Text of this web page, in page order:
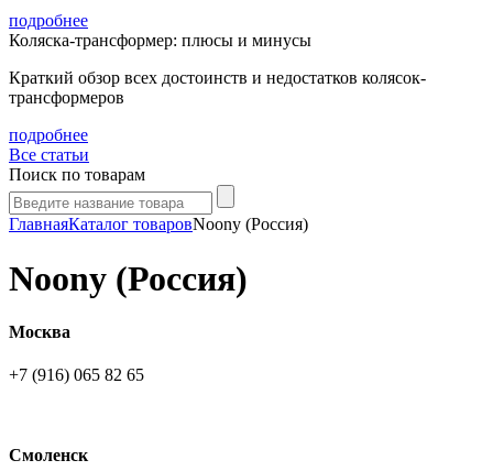
подробнее
Коляска-трансформер: плюсы и минусы
Краткий обзор всех достоинств и недостатков колясок-
трансформеров
подробнее
Все статьи
Поиск по товарам
ГлавнаяКаталог товаровNoony (Россия)
Noony (Россия)
Москва
+7 (916) 065 82 65
Смоленск